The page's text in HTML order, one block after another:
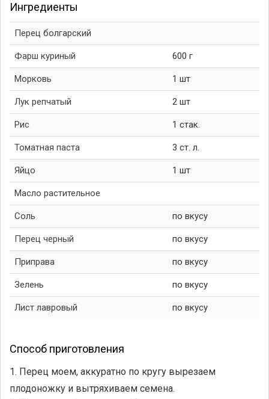
Ингредиенты
Перец болгарский
Фарш куриный 600 г
Морковь 1 шт
Лук репчатый 2 шт
Рис 1 стак.
Томатная паста 3 ст. л.
Яйцо 1 шт
Масло растительное
Соль по вкусу
Перец черный по вкусу
Приправа по вкусу
Зелень по вкусу
Лист лавровый по вкусу
Способ приготовления
1. Перец моем, аккуратно по кругу вырезаем
плодоножку и вытряхиваем семена.